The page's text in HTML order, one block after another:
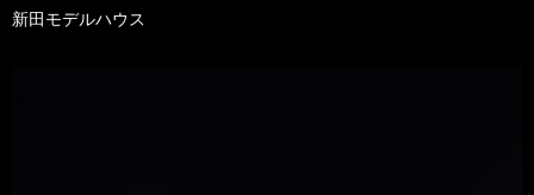
新田モデルハウス